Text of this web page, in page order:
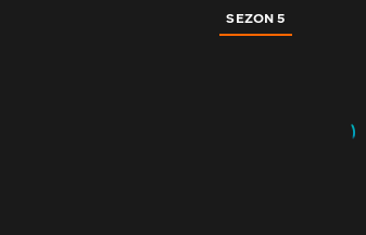
SEZON 5